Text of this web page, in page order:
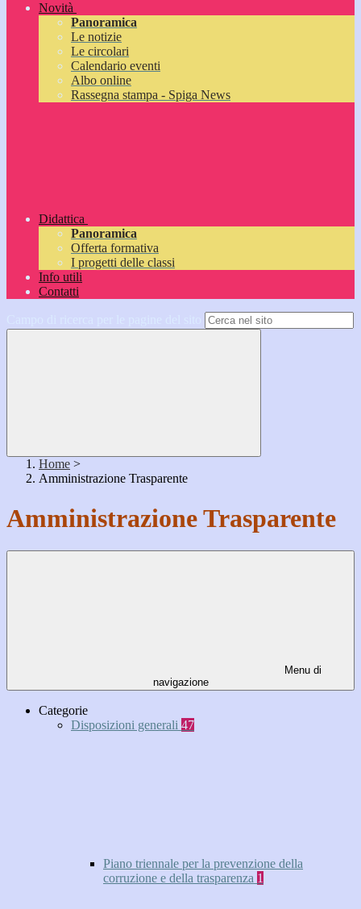
Novità
Panoramica
Le notizie
Le circolari
Calendario eventi
Albo online
Rassegna stampa - Spiga News
Didattica
Panoramica
Offerta formativa
I progetti delle classi
Info utili
Contatti
Home >
Amministrazione Trasparente
Amministrazione Trasparente
Menu di
navigazione
Categorie
Disposizioni generali 47
Piano triennale per la prevenzione della
corruzione e della trasparenza 1